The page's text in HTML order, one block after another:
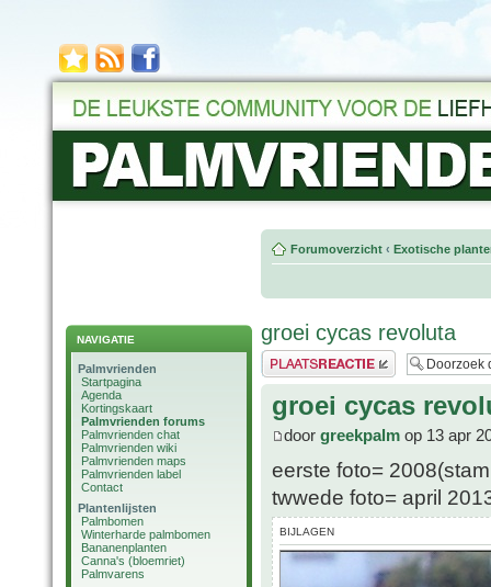
NAVIGATIE
Palmvrienden
Startpagina
Agenda
Kortingskaart
Palmvrienden forums
Palmvrienden chat
Palmvrienden wiki
Palmvrienden maps
Palmvrienden label
Contact
Plantenlijsten
Palmbomen
Winterharde palmbomen
Bananenplanten
Canna's (bloemriet)
Palmvarens
Forumoverzicht ‹ Exotische
groei cycas revoluta
Plaats een reactie
groei cycas
door greekpalm op 13 apr
eerste foto=
twwede foto= april
BIJLAGEN